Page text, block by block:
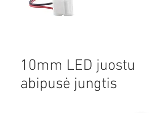
10mm LED juostu
abipusė jungtis